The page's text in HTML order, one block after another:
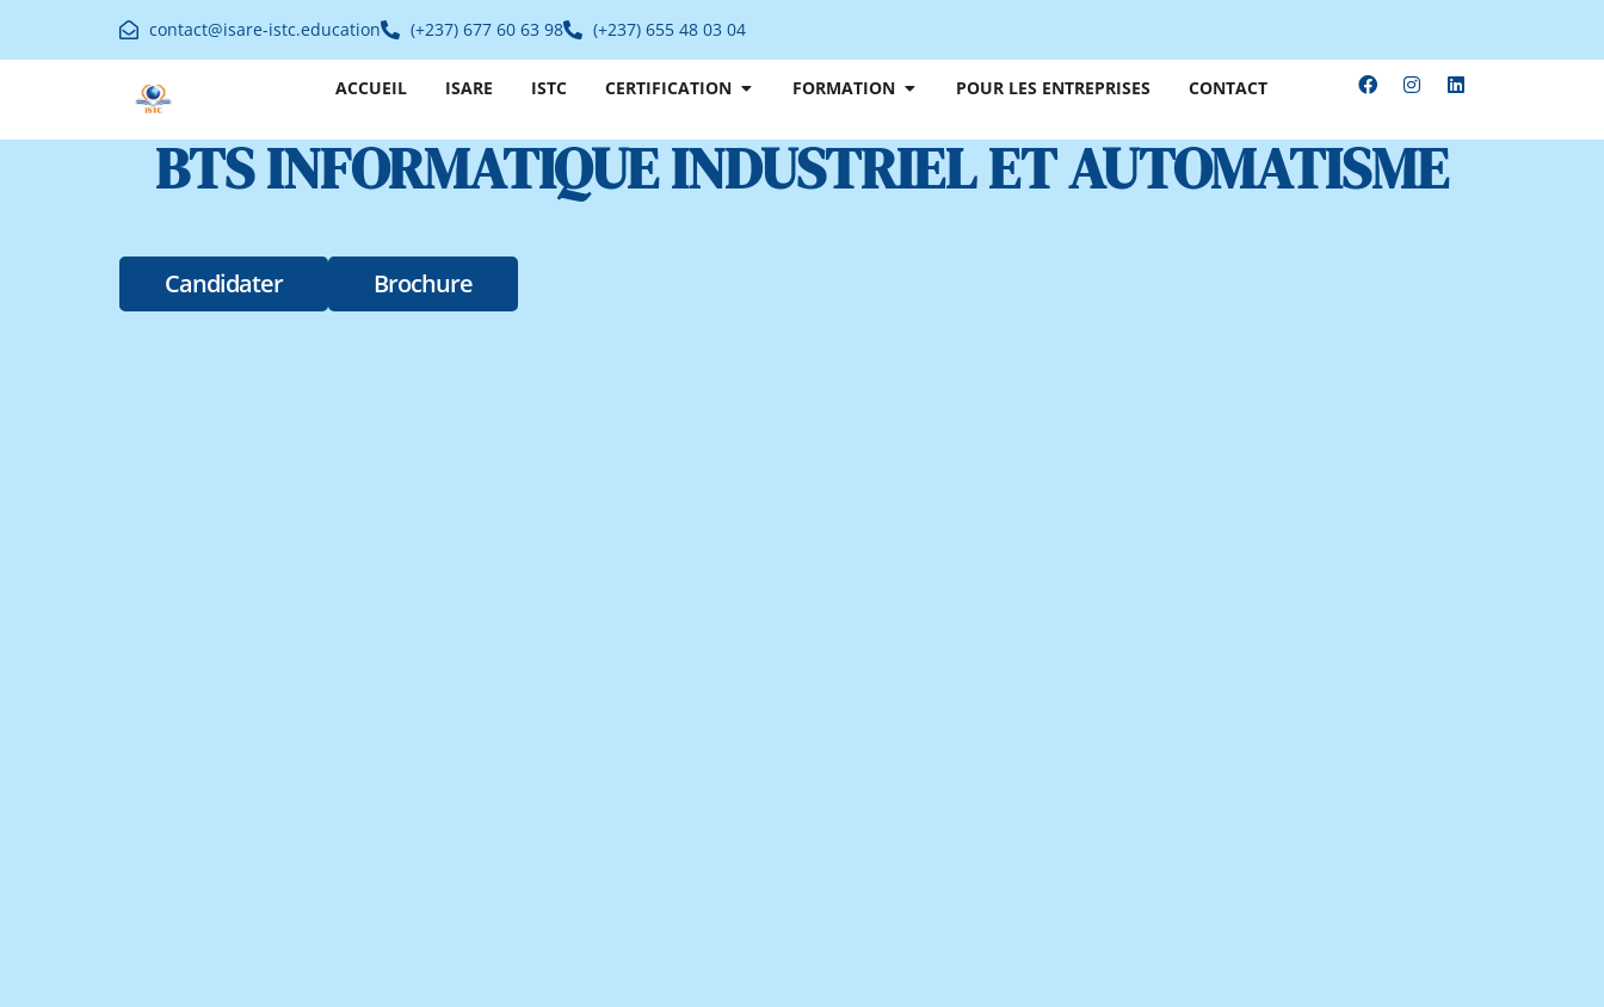
contact@isare-istc.education (+237) 677 60 63 98 (+237) 655 48 03 04
ACCUEIL ISARE ISTC CERTIFICATION FORMATION POUR LES ENTREPRISES CONTACT
BTS INFORMATIQUE INDUSTRIEL ET AUTOMATISME
Candidater Brochure